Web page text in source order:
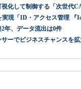
化して制御する「次世代
現「ID・アクセス管理 『
年、データ流出は0件
ーでビジネスチャンスを